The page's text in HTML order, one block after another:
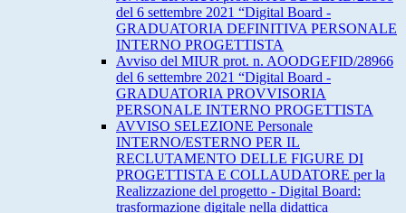
del 6 settembre 2021 “Digital Board -
GRADUATORIA DEFINITIVA PERSONALE
INTERNO PROGETTISTA
Avviso del MIUR prot. n. AOODGEFID/28966
del 6 settembre 2021 “Digital Board -
GRADUATORIA PROVVISORIA
PERSONALE INTERNO PROGETTISTA
AVVISO SELEZIONE Personale
INTERNO/ESTERNO PER IL
RECLUTAMENTO DELLE FIGURE DI
PROGETTISTA E COLLAUDATORE per la
Realizzazione del progetto - Digital Board:
trasformazione digitale nella didattica